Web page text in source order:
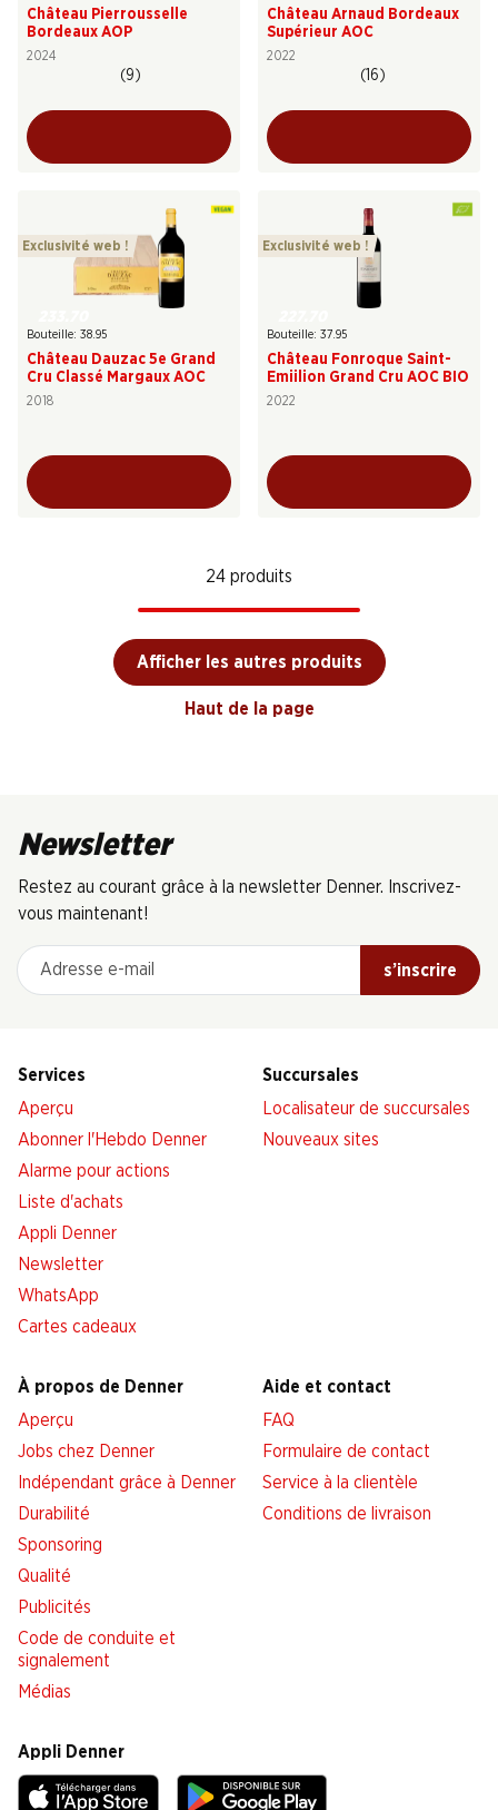
Château Pierrousselle
Bordeaux AOP
2024
(9)
Château Arnaud Bordeaux
Supérieur AOC
2022
(16)
Exclusivité web !
Bouteille: 38.95
Château Dauzac 5e Grand
Cru Classé Margaux AOC
2018
Exclusivité web !
Bouteille: 37.95
Château Fonroque Saint-
Emiilion Grand Cru AOC BIO
2022
24 produits
Afficher les autres produits
Haut de la page
Newsletter
Restez au courant grâce à la newsletter Denner. Inscrivez-
vous maintenant!
Adresse e-mail
s’inscrire
Services
Aperçu
Abonner l'Hebdo Denner
Alarme pour actions
Liste d'achats
Appli Denner
Newsletter
WhatsApp
Cartes cadeaux
Succursales
Localisateur de succursales
Nouveaux sites
À propos de Denner
Aperçu
Jobs chez Denner
Indépendant grâce à Denner
Durabilité
Sponsoring
Qualité
Publicités
Code de conduite et
signalement
Médias
Aide et contact
FAQ
Formulaire de contact
Service à la clientèle
Conditions de livraison
Appli Denner